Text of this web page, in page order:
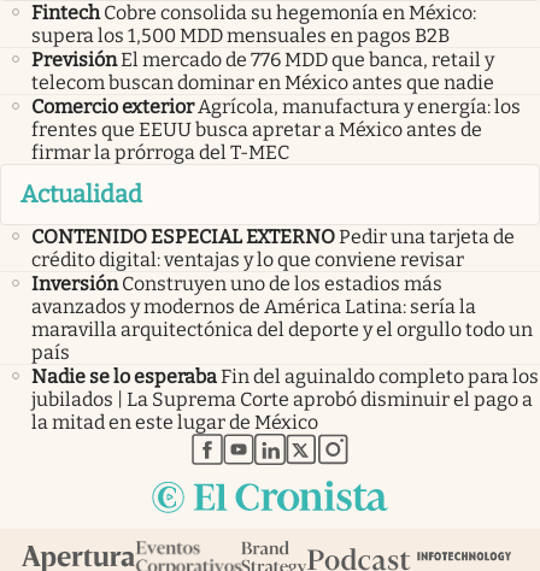
Fintech Cobre consolida su hegemonía en México:
supera los 1,500 MDD mensuales en pagos B2B
PrevisiónEl mercado de 776 MDD que banca, retail y
telecom buscan dominar en México antes que nadie
Comercio exteriorAgrícola, manufactura y energía: los
frentes que EEUU busca apretar a México antes de
firmar la prórroga del T-MEC
Actualidad
CONTENIDO ESPECIAL EXTERNOPedir una tarjeta de
crédito digital: ventajas y lo que conviene revisar
Inversión Construyen uno de los estadios más
avanzados y modernos de América Latina: sería la
maravilla arquitectónica del deporte y el orgullo todo un
país
Nadie se lo esperabaFin del aguinaldo completo para los
jubilados | La Suprema Corte aprobó disminuir el pago a
la mitad en este lugar de México
abre en nueva pestaña
abre en nueva pestaña
abre en nueva pestaña
abre en nueva pestaña
abre en nueva pestaña